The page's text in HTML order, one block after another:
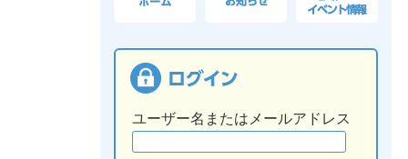
ユーザー名またはメールアドレス